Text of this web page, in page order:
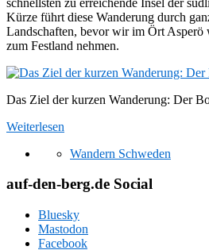
Kürze führt diese Wanderung durch
Landschaften, bevor wir im Ört Asperö
zum Festland nehmen.
Das Ziel der kurzen Wanderung: Der
Weiterlesen
Wandern Schweden
auf-den-berg.de Social
Bluesky
Mastodon
Facebook